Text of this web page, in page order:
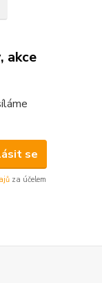
akce
se
za účelem